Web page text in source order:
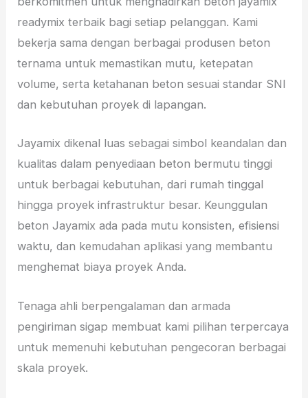
readymix terbaik bagi setiap pelanggan. Kami
bekerja sama dengan berbagai produsen beton
ternama untuk memastikan mutu, ketepatan
volume, serta ketahanan beton sesuai standar SNI
dan kebutuhan proyek di lapangan.
Jayamix dikenal luas sebagai simbol keandalan dan
kualitas dalam penyediaan beton bermutu tinggi
untuk berbagai kebutuhan, dari rumah tinggal
hingga proyek infrastruktur besar. Keunggulan
beton Jayamix ada pada mutu konsisten, efisiensi
waktu, dan kemudahan aplikasi yang membantu
menghemat biaya proyek Anda.
Tenaga ahli berpengalaman dan armada
pengiriman sigap membuat kami pilihan terpercaya
untuk memenuhi kebutuhan pengecoran berbagai
skala proyek.